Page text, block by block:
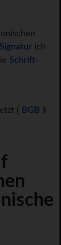
ich
Schrift-
( BGB §